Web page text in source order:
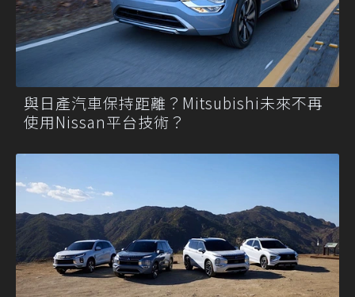
與日產汽車保持距離？Mitsubishi未來不再
使用Nissan平台技術？